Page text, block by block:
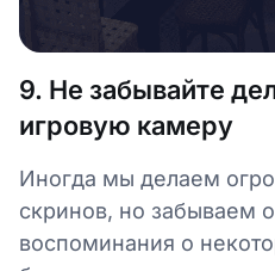
9. Не забывайте
игровую камеру
Иногда мы делаем
скринов, но забываем
воспоминания о